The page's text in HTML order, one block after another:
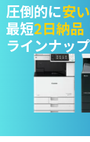
圧倒的に安
最短2日納品
ラインナップ